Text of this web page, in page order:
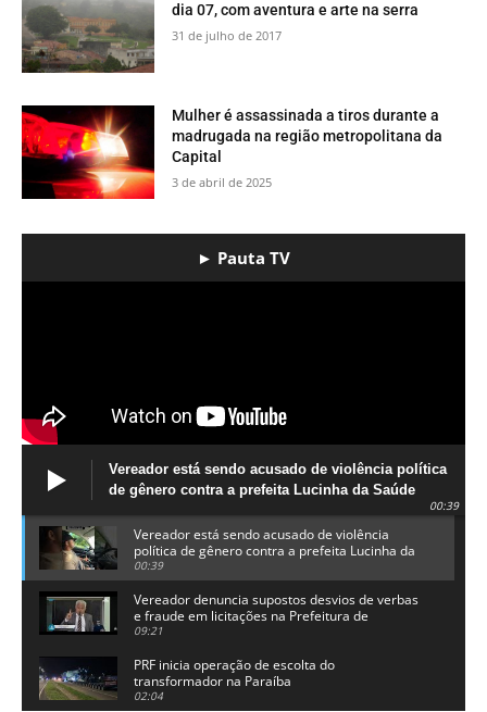
dia 07, com aventura e arte na serra
31 de julho de 2017
Mulher é assassinada a tiros durante a
madrugada na região metropolitana da
Capital
3 de abril de 2025
► Pauta TV
Vereador está sendo acusado de violência política
de gênero contra a prefeita Lucinha da Saúde
00:39
Vereador está sendo acusado de violência
política de gênero contra a prefeita Lucinha da
Saúde
00:39
Vereador denuncia supostos desvios de verbas
e fraude em licitações na Prefeitura de
Alhandra
09:21
PRF inicia operação de escolta do
transformador na Paraíba
02:04